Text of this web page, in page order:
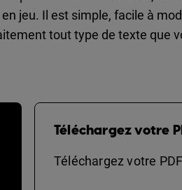
jeu. Il est simple, facile à
tout type de texte que
Téléchargez votre
Téléchargez votre